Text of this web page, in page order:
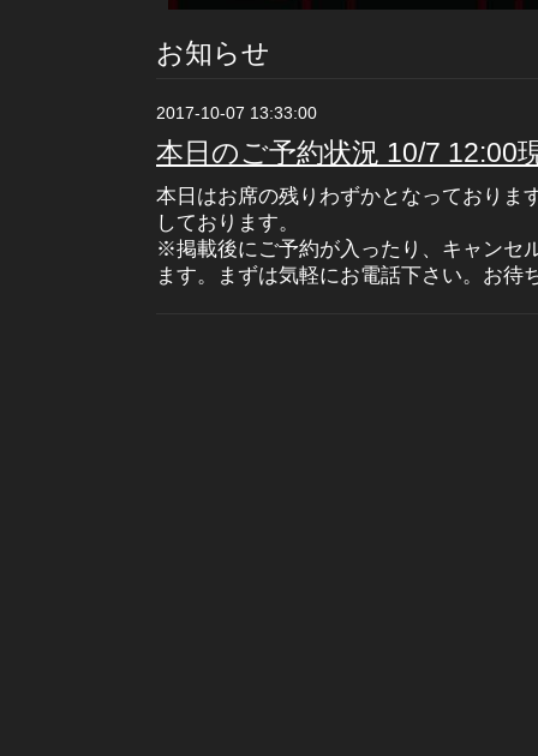
お知らせ
2017-10-07 13:33:00
本日のご予約状況 10/7 12:00
本日はお席の残りわずかとなっておりま
しております。
※掲載後にご予約が入ったり、キャンセ
ます。まずは気軽にお電話下さい。お待